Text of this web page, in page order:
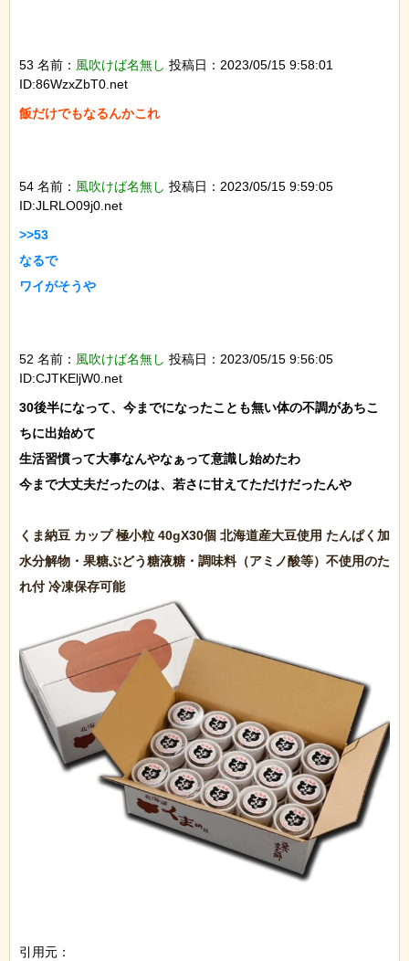
53 名前： 風吹けば名無し 投稿日：2023/05/15 9:58:01
ID:86WzxZbT0.net
飯だけでもなるんかこれ
54 名前： 風吹けば名無し 投稿日：2023/05/15 9:59:05
ID:JLRLO09j0.net
>>53
なるで
ワイがそうや
52 名前： 風吹けば名無し 投稿日：2023/05/15 9:56:05
ID:CJTKEljW0.net
30後半になって、今までになったことも無い体の不調があちこ
ちに出始めて
生活習慣って大事なんやなぁって意識し始めたわ
今まで大丈夫だったのは、若さに甘えてただけだったんや
くま納豆 カップ 極小粒 40gX30個 北海道産大豆使用 たんぱく加
水分解物・果糖ぶどう糖液糖・調味料（アミノ酸等）不使用のた
引用元：